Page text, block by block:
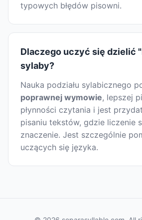
typowych błędów pisowni.
Dlaczego uczyć się dzielić
sylaby?
Nauka podziału sylabicznego
poprawnej wymowie, lepszej
płynności czytania i jest
pisaniu tekstów, gdzie liczenie
znaczenie. Jest szczególnie
uczących się języka.